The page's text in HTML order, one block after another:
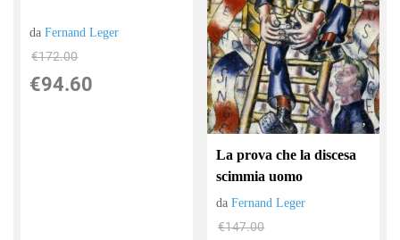
daFernand Leger
€172.00
€94.60
La prova che la discesa
scimmia uomo
daFernand Leger
€147.00